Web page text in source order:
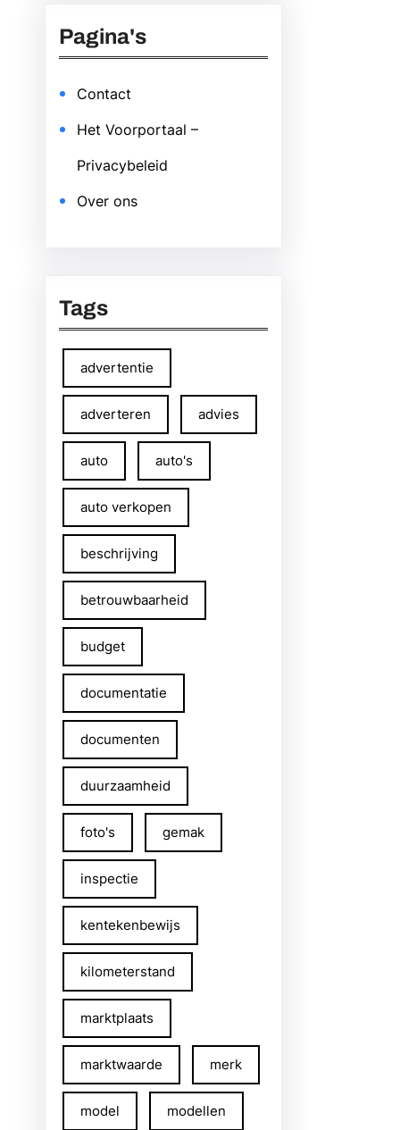
Pagina's
Contact
Het Voorportaal –
Privacybeleid
Over ons
Tags
advertentie
adverteren advies
auto auto's
auto verkopen
beschrijving
betrouwbaarheid
budget
documentatie
documenten
duurzaamheid
foto's gemak
inspectie
kentekenbewijs
kilometerstand
marktplaats
marktwaarde merk
model modellen